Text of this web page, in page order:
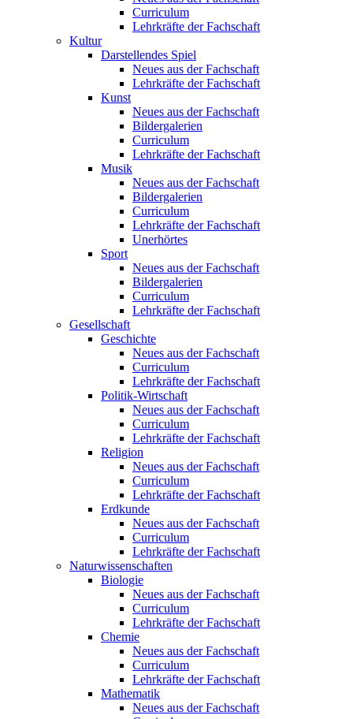
Curriculum
Lehrkräfte der Fachschaft
Kultur
Darstellendes Spiel
Neues aus der Fachschaft
Lehrkräfte der Fachschaft
Kunst
Neues aus der Fachschaft
Bildergalerien
Curriculum
Lehrkräfte der Fachschaft
Musik
Neues aus der Fachschaft
Bildergalerien
Curriculum
Lehrkräfte der Fachschaft
Unerhörtes
Sport
Neues aus der Fachschaft
Bildergalerien
Curriculum
Lehrkräfte der Fachschaft
Gesellschaft
Geschichte
Neues aus der Fachschaft
Curriculum
Lehrkräfte der Fachschaft
Politik-Wirtschaft
Neues aus der Fachschaft
Curriculum
Lehrkräfte der Fachschaft
Religion
Neues aus der Fachschaft
Curriculum
Lehrkräfte der Fachschaft
Erdkunde
Neues aus der Fachschaft
Curriculum
Lehrkräfte der Fachschaft
Naturwissenschaften
Biologie
Neues aus der Fachschaft
Curriculum
Lehrkräfte der Fachschaft
Chemie
Neues aus der Fachschaft
Curriculum
Lehrkräfte der Fachschaft
Mathematik
Neues aus der Fachschaft